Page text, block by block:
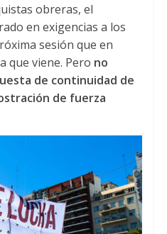
obreras, el
en exigencias a los
sesión que en
que viene. Pero no
de continuidad de
de fuerza